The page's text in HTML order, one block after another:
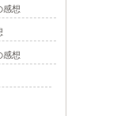
感想
感想